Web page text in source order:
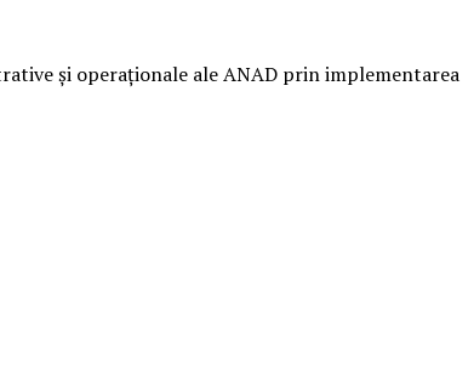
și operaționale ale ANAD prin implementarea